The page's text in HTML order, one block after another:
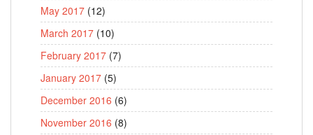
May 2017 (12)
March 2017 (10)
February 2017 (7)
January 2017 (5)
December 2016 (6)
November 2016 (8)